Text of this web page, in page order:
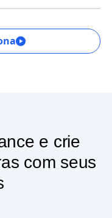
cliente.
e crie
com seus